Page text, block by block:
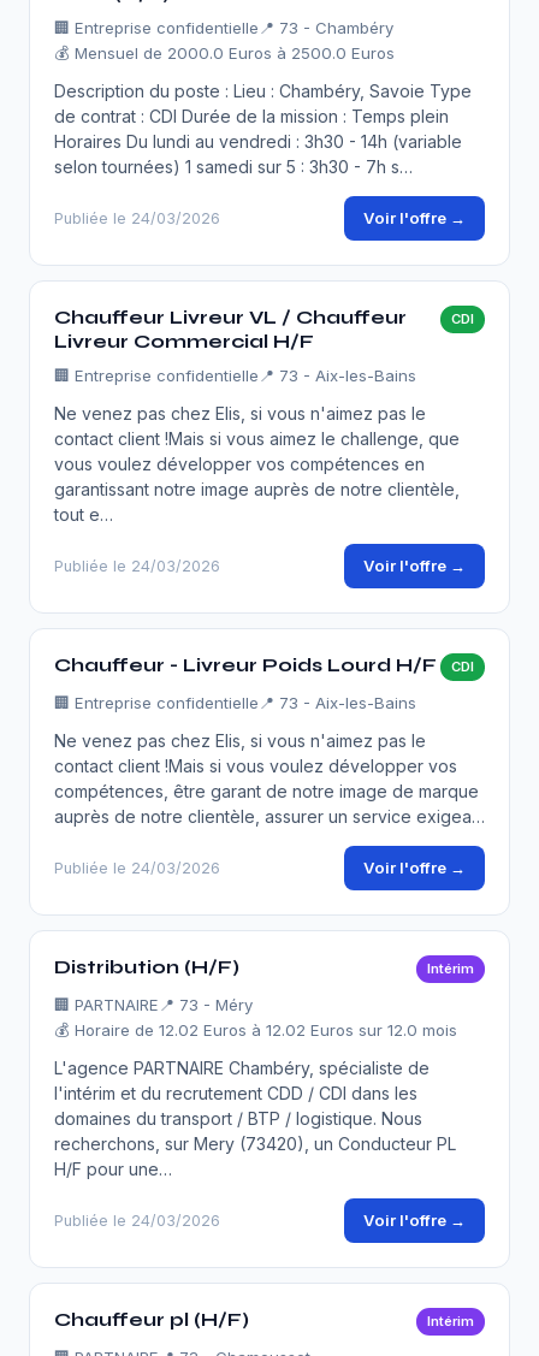
🏢 Entreprise confidentielle 📍 73 - Chambéry
💰 Mensuel de 2000.0 Euros à 2500.0 Euros
Description du poste : Lieu : Chambéry, Savoie Type
de contrat : CDI Durée de la mission : Temps plein
Horaires Du lundi au vendredi : 3h30 - 14h (variable
selon tournées) 1 samedi sur 5 : 3h30 - 7h s…
Publiée le 24/03/2026 Voir l'offre →
Chauffeur Livreur VL / Chauffeur
Livreur Commercial H/F
CDI
🏢 Entreprise confidentielle 📍 73 - Aix-les-Bains
Ne venez pas chez Elis, si vous n'aimez pas le
contact client !Mais si vous aimez le challenge, que
vous voulez développer vos compétences en
garantissant notre image auprès de notre clientèle,
tout e…
Publiée le 24/03/2026 Voir l'offre →
Chauffeur - Livreur Poids Lourd H/F CDI
🏢 Entreprise confidentielle 📍 73 - Aix-les-Bains
Ne venez pas chez Elis, si vous n'aimez pas le
contact client !Mais si vous voulez développer vos
compétences, être garant de notre image de marque
auprès de notre clientèle, assurer un service exigea…
Publiée le 24/03/2026 Voir l'offre →
Distribution (H/F) Intérim
🏢 PARTNAIRE 📍 73 - Méry
💰 Horaire de 12.02 Euros à 12.02 Euros sur 12.0 mois
L'agence PARTNAIRE Chambéry, spécialiste de
l'intérim et du recrutement CDD / CDI dans les
domaines du transport / BTP / logistique. Nous
recherchons, sur Mery (73420), un Conducteur PL
H/F pour une…
Publiée le 24/03/2026 Voir l'offre →
Chauffeur pl (H/F) Intérim